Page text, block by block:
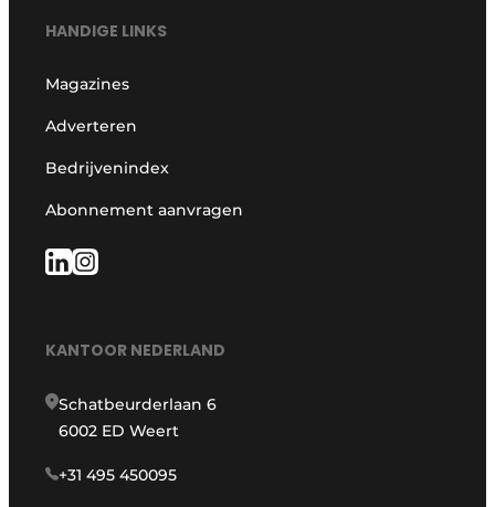
HANDIGE LINKS
Magazines
Adverteren
Bedrijvenindex
Abonnement aanvragen
KANTOOR NEDERLAND
Schatbeurderlaan 6
6002 ED Weert
+31 495 450095